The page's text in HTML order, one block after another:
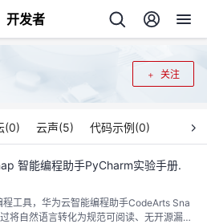
开发者
关注
(0) 云声(5) 代码示例(0)
智能编程助手PyCharm实验手册.
工具，华为云智能编程助手CodeArts Sna
将自然语言转化为规范可阅读、无开源漏洞